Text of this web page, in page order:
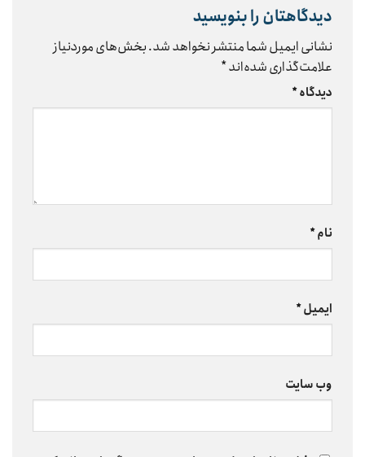
دیدگاهتان را بنویسید
نشانی ایمیل شما منتشر نخواهد شد.بخش‌های موردنیاز
علامت‌گذاری شده‌اند*
دیدگاه*
نام*
ایمیل*
وب‌ سایت